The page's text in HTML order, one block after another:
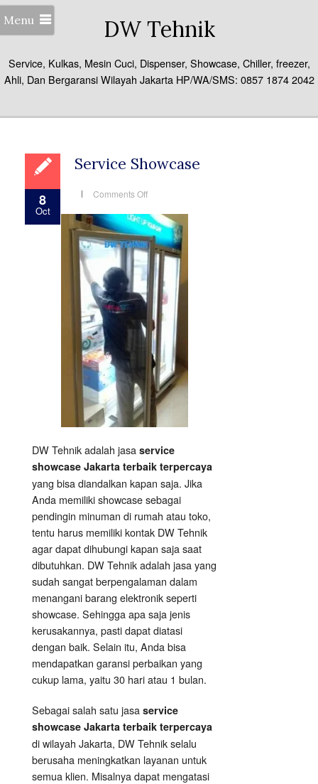
Menu DW Tehnik
Service, Kulkas, Mesin Cuci, Dispenser, Showcase, Chiller, freezer,
Ahli, Dan Bergaransi Wilayah Jakarta HP/WA/SMS: 0857 1874 2042
8
Oct
Service Showcase
Comments Offon
DW Tehnik adalah jasa service
showcase Jakarta terbaik terpercaya
yang bisa diandalkan kapan saja. Jika
Anda memiliki showcase sebagai
pendingin minuman di rumah atau toko,
tentu harus memiliki kontak DW Tehnik
agar dapat dihubungi kapan saja saat
dibutuhkan. DW Tehnik adalah jasa yang
sudah sangat berpengalaman dalam
menangani barang elektronik seperti
showcase. Sehingga apa saja jenis
kerusakannya, pasti dapat diatasi
dengan baik. Selain itu, Anda bisa
mendapatkan garansi perbaikan yang
cukup lama, yaitu 30 hari atau 1 bulan.
Sebagai salah satu jasa service
showcase Jakarta terbaik terpercaya
di wilayah Jakarta, DW Tehnik selalu
berusaha meningkatkan layanan untuk
semua klien. Misalnya dapat mengatasi